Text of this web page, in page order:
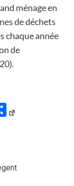
ménage en
de déchets
chaque année
de
Partager